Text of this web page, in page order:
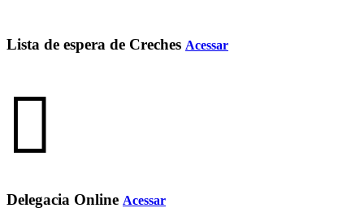
Lista de espera de Creches Acessar
Delegacia Online Acessar